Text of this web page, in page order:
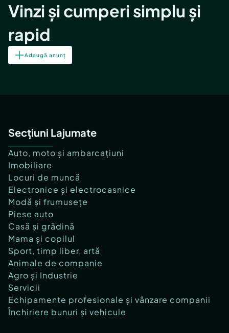
Vinzi și cumperi simplu și
rapid
Adaugă anunț
Secțiuni Lajumate
Auto, moto și ambarcațiuni
Imobiliare
Locuri de muncă
Electronice și electrocasnice
Modă și frumusețe
Piese auto
Casă și grădină
Mama și copilul
Sport, timp liber, artă
Animale de companie
Agro și Industrie
Servicii
Echipamente profesionale și vânzare companii
Închiriere bunuri și vehicule